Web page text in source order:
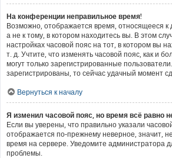
На конференции неправильное время!
Возможно, отображается время, относящееся к
а не к тому, в котором находитесь вы. В этом
настройках часовой пояс на тот, в котором вы
т. д. Учтите, что изменять часовой пояс, как и
могут только зарегистрированные
зарегистрированы, то сейчас удачный момент
Вернуться к началу
Я изменил часовой пояс, но время всё равно
Если вы уверены, что правильно указали
отображается по-прежнему неверное, значит,
время на сервере. Уведомите администратора
проблемы.